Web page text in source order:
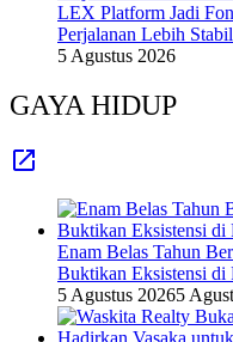
LEX Platform Jadi
Perjalanan Lebih
5 Agustus 2026
GAYA HIDUP
Enam Belas Tahun
Buktikan Eksistensi di
5 Agustus 20265